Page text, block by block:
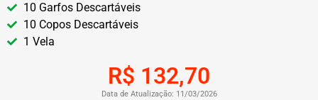
10 Garfos Descartáveis
10 Copos Descartáveis
1 Vela
R$ 132,70
Data de Atualização: 11/03/2026